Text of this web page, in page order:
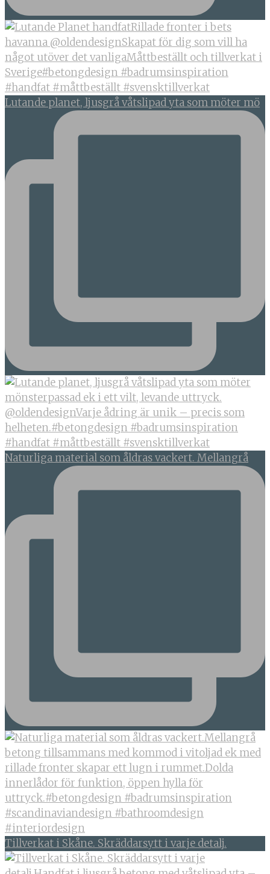
Lutande planet, ljusgrå våtslipad yta som möter mö
Naturliga material som åldras vackert. Mellangrå
Tillverkat i Skåne. Skräddarsytt i varje detalj.